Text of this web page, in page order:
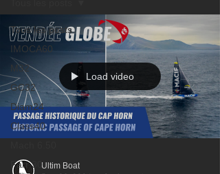
Tous les posts
IMOCA60
M32
GC32
Diam24
Class40
Farr 30
Load video
Ultim Boat